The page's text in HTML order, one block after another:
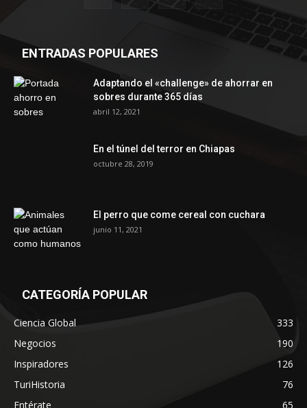
ENTRADAS POPULARES
Adaptando el «challenge» de ahorrar en
sobres durante 365 días
abril 12, 2021
En el túnel del terror en Chiapas
octubre 28, 2019
El perro que come cereal con cuchara
junio 11, 2021
CATEGORÍA POPULAR
Ciencia Global
333
Negocios
190
Inspiradores
126
TuriHistoria
76
Entérate
65